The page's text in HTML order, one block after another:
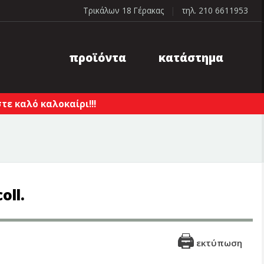
Τρικάλων 18 Γέρακας | τηλ. 210 6611953
προϊόντα κατάστημα
καλό καλοκαίρι!!!
εκτύπωση